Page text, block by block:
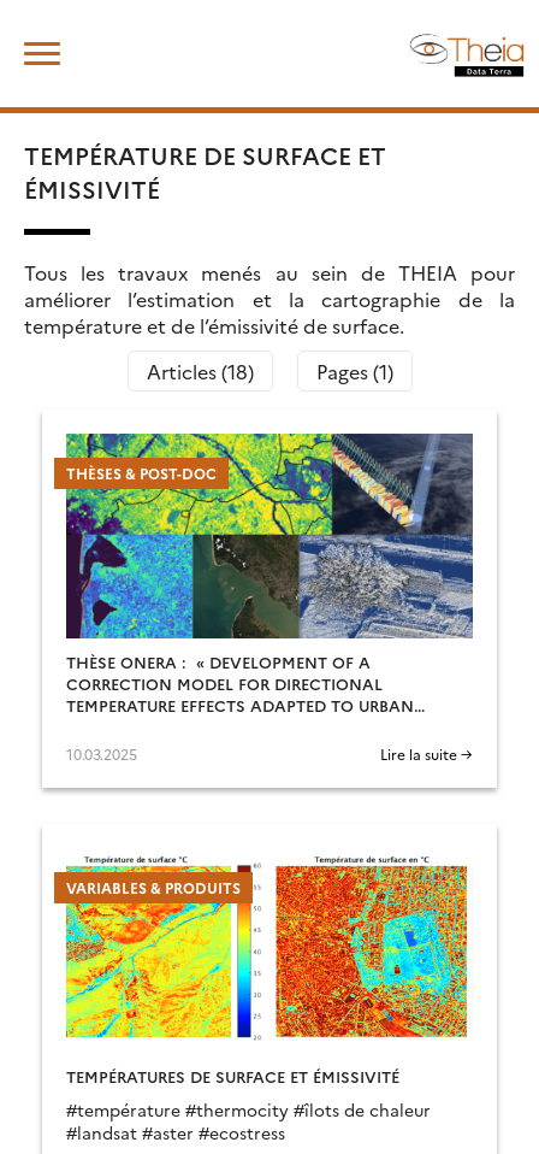
content
TEMPÉRATURE DE SURFACE ET
ÉMISSIVITÉ
Tous les travaux menés au sein de THEIA pour
améliorer l’estimation et la cartographie de la
température et de l’émissivité de surface.
Articles (18)
Pages (1)
THÈSES & POST-DOC
THÈSE ONERA : « DEVELOPMENT OF A
CORRECTION MODEL FOR DIRECTIONAL
TEMPERATURE EFFECTS ADAPTED TO URBAN
THERMAL INFRARED IMAGES »
10.03.2025 Lire la suite →
VARIABLES & PRODUITS
TEMPÉRATURES DE SURFACE ET ÉMISSIVITÉ
#température #thermocity #îlots de chaleur
#landsat #aster #ecostress